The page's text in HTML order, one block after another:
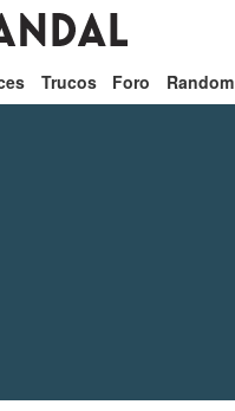
Trucos Foro Random